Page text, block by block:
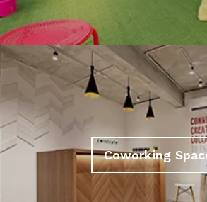
Coworking